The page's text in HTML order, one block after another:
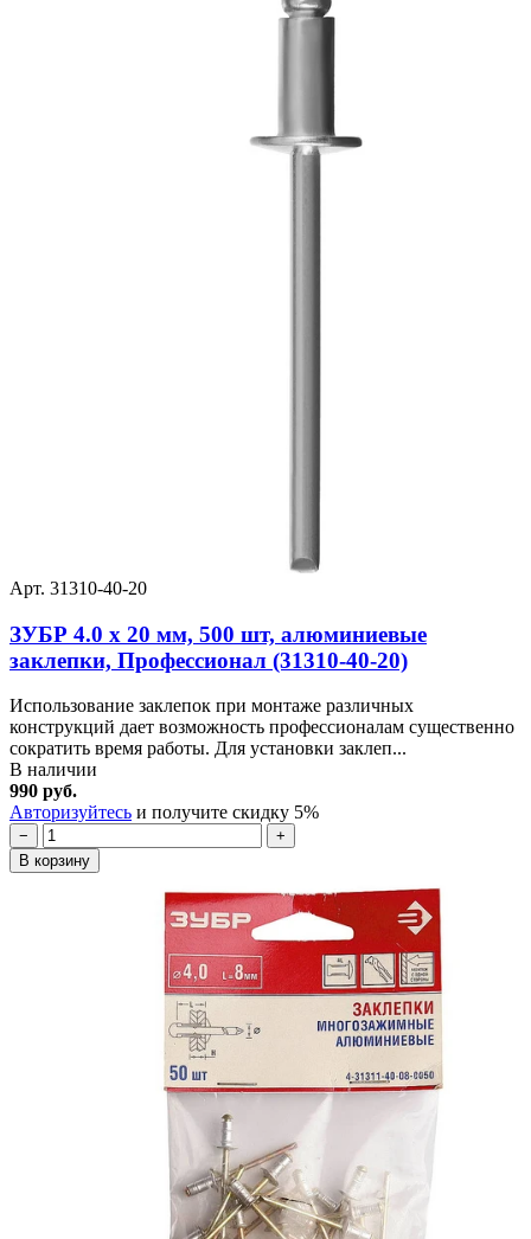
Арт. 31310-40-20
ЗУБР 4.0 x 20 мм, 500 шт, алюминиевые
заклепки, Профессионал (31310-40-20)
Использование заклепок при монтаже различных
конструкций дает возможность профессионалам существенно
сократить время работы. Для установки заклеп...
В наличии
990 руб.
Авторизуйтесь и получите скидку 5%
−
+
В корзину